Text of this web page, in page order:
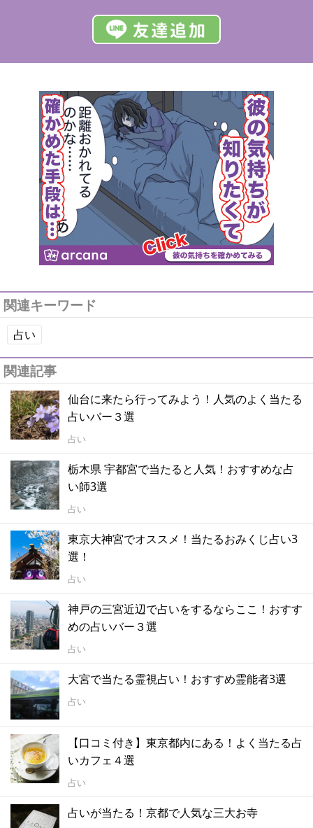
関連キーワード
占い
関連記事
仙台に来たら行ってみよう！人気のよく当たる
占いバー３選
占い
栃木県 宇都宮で当たると人気！おすすめな占
い師3選
占い
東京大神宮でオススメ！当たるおみくじ占い3
選！
占い
神戸の三宮近辺で占いをするならここ！おすす
めの占いバー３選
占い
大宮で当たる霊視占い！おすすめ霊能者3選
占い
【口コミ付き】東京都内にある！よく当たる占
いカフェ４選
占い
占いが当たる！京都で人気な三大お寺